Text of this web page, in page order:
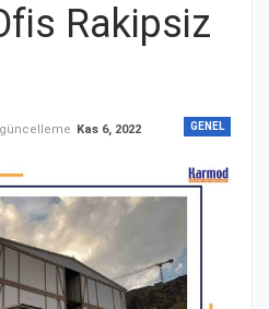
Rakipsiz
GENEL
Kas 6, 2022